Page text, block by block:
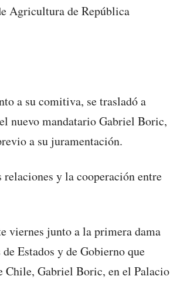
Agricultura de República
a su comitiva, se trasladó a
nuevo mandatario Gabriel Boric,
a su juramentación.
y la cooperación entre
viernes junto a la primera dama
Estados y de Gobierno que
Chile, Gabriel Boric, en el Palacio